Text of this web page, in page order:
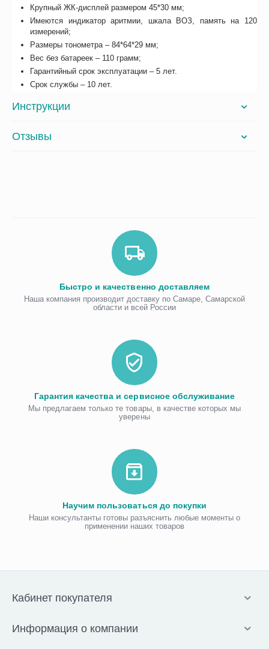
Крупный ЖК-дисплей размером 45*30 мм;
Имеются индикатор аритмии, шкала ВОЗ, память на 120
измерений;
Размеры тонометра – 84*64*29 мм;
Вес без батареек – 110 грамм;
Гарантийный срок эксплуатации – 5 лет.
Срок службы – 10 лет.
Инструкции
Отзывы
Быстро и качественно доставляем
Наша компания производит доставку по Самаре, Самарской
области и всей России
Гарантия качества и сервисное обслуживание
Мы предлагаем только те товары, в качестве которых мы
уверены
Научим пользоваться до покупки
Наши консультанты готовы разъяснить любые моменты о
применении наших товаров
Кабинет покупателя
Информация о компании